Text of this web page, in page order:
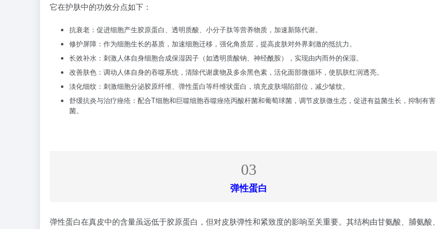
它在护肤中的功效分点如下：
抗衰老：促进细胞产生胶原蛋白、透明质酸、 小分子肽等营养物质，加速新陈代谢。
修护屏障：作为细胞生长的基质，加速细胞迁移，强化角质层，提高皮肤对外界刺激的抵抗力。
长效补水：刺激人体自身细胞合成保湿因子（如透明质酸钠、神经酰胺），实现由内而外的保湿。
改善肤色：调动人体自身的吞噬系统，清除代谢废物及多余黑色素，活化面部微循环，使肌肤红润透亮。
淡化细纹：刺激细胞分泌胶原纤维、弹性蛋白等纤维状蛋白，填充皮肤塌陷部位，减少皱纹。
舒缓抗炎与治疗痤疮：配合T细胞和巨噬细胞吞噬痤疮丙酸杆菌和葡萄球菌，调节皮肤微生态，促进有益菌生长，抑制有害
菌。
03
弹性蛋白在真皮中的含量虽远低于胶原蛋白，但对皮肤弹性和紧致度的影响至关重要。其结构由甘氨酸、脯氨酸、